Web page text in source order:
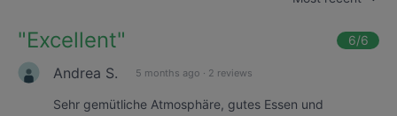
"Excellent" 6/6
Andrea S. 5 months ago · 2 reviews
Sehr gemütliche Atmosphäre, gutes Essen und